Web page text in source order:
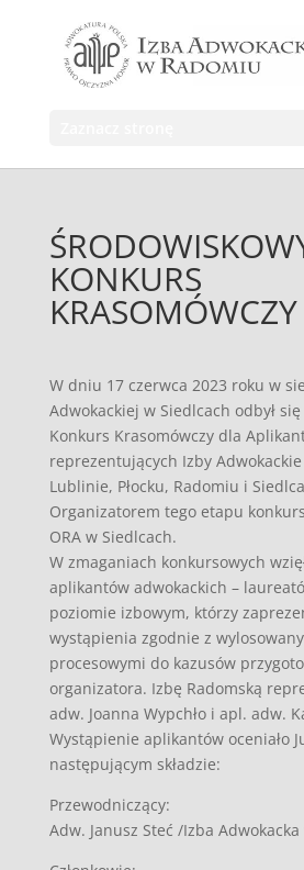
KONKURS
KRASOMÓWCZY
W dniu 17 czerwca 2023 roku w
Adwokackiej w Siedlcach odbył
Konkurs Krasomówczy dla
reprezentujących Izby Adwokackie
Lublinie, Płocku, Radomiu i
Organizatorem tego etapu
ORA w Siedlcach.
W zmaganiach konkursowych
aplikantów adwokackich –
poziomie izbowym, którzy
wystąpienia zgodnie z
procesowymi do kazusów
organizatora. Izbę Radomską
adw. Joanna Wypchło i apl. adw.
Wystąpienie aplikantów oceniało
następującym składzie:
Przewodniczący:
Adw. Janusz Steć /Izba